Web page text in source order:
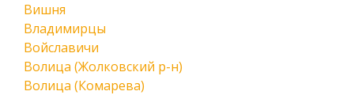
Вишня
Владимирцы
Войславичи
Волица (Жолковский р-н)
Волица (Комарева)